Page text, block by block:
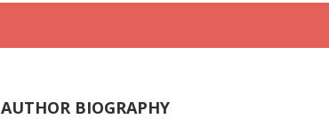
AUTHOR BIOGRAPHY